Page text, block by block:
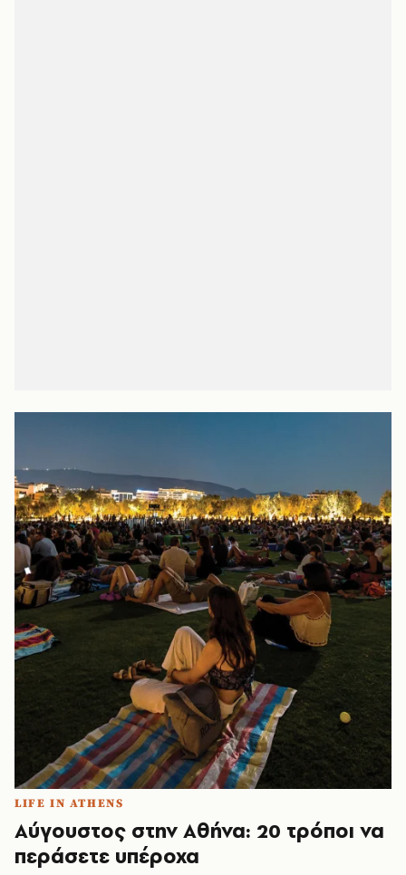
LIFE IN ATHENS
Αύγουστος στην Αθήνα: 20 τρόποι να
περάσετε υπέροχα